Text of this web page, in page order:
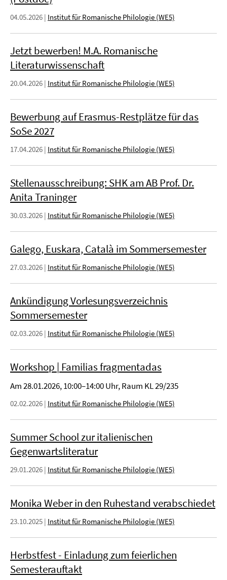
04.05.2026 | Institut für Romanische Philologie (WE5)
Jetzt bewerben! M.A. Romanische
Literaturwissenschaft
20.04.2026 | Institut für Romanische Philologie (WE5)
Bewerbung auf Erasmus-Restplätze für das
SoSe 2027
17.04.2026 | Institut für Romanische Philologie (WE5)
Stellenausschreibung: SHK am AB Prof. Dr.
Anita Traninger
30.03.2026 | Institut für Romanische Philologie (WE5)
Galego, Euskara, Català im Sommersemester
27.03.2026 | Institut für Romanische Philologie (WE5)
Ankündigung Vorlesungsverzeichnis
Sommersemester
02.03.2026 | Institut für Romanische Philologie (WE5)
Workshop | Familias fragmentadas
Am 28.01.2026, 10:00–14:00 Uhr, Raum KL 29/235
02.02.2026 | Institut für Romanische Philologie (WE5)
Summer School zur italienischen
Gegenwartsliteratur
29.01.2026 | Institut für Romanische Philologie (WE5)
Monika Weber in den Ruhestand verabschiedet
23.10.2025 | Institut für Romanische Philologie (WE5)
Herbstfest - Einladung zum feierlichen
Semesterauftakt